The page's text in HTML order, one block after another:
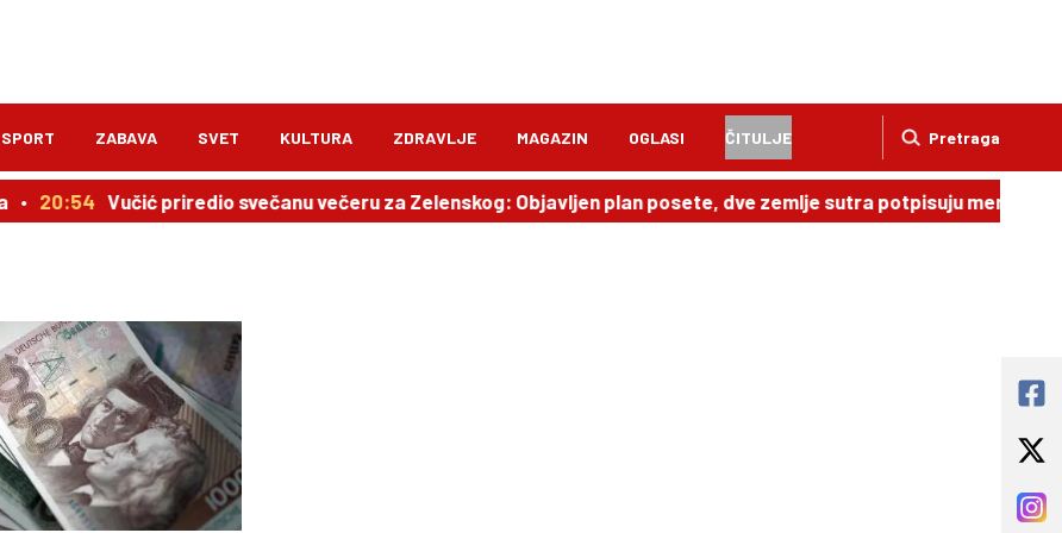
Pretraga
SPORT ZABAVA SVET KULTURA ZDRAVLJE MAGAZIN OGLASI ČITULJE
20:54 Vučić priredio svečanu večeru za Zelenskog: Objavljen plan posete, dve zemlje sutra potpisuju